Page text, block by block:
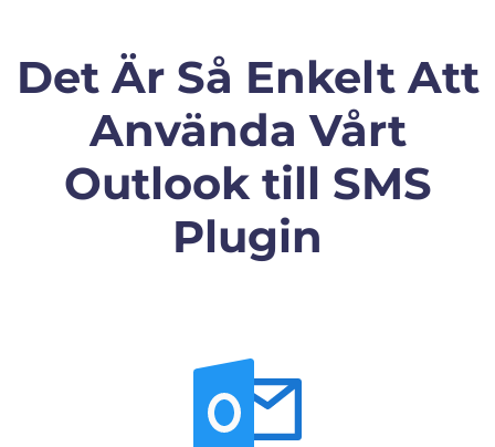
Det Är Så Enkelt Att
Använda Vårt
Outlook till SMS
Plugin